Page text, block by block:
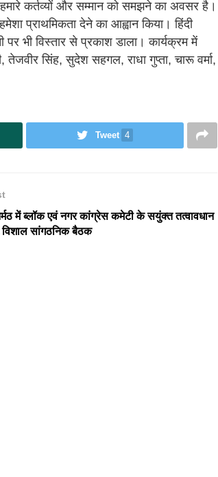
कर्तव्यों और सम्मान को समझने का अवसर है।
प्राथमिकता देने का आह्वान किया। हिंदी
पर भी विस्तार से प्रकाश डाला। कार्यक्रम में
तेजवीर सिंह, सुदेश सहगल, राधा गुप्ता, चारू वर्मा,
Tweet 4
में ब्लॉक एवं नगर कांग्रेस कमेटी के सयुंक्त तत्वावधान
सांगठनिक बैठक